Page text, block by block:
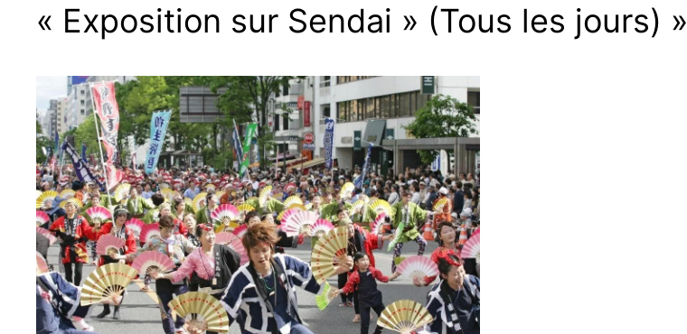
« Exposition sur Sendai » (Tous les jours) »